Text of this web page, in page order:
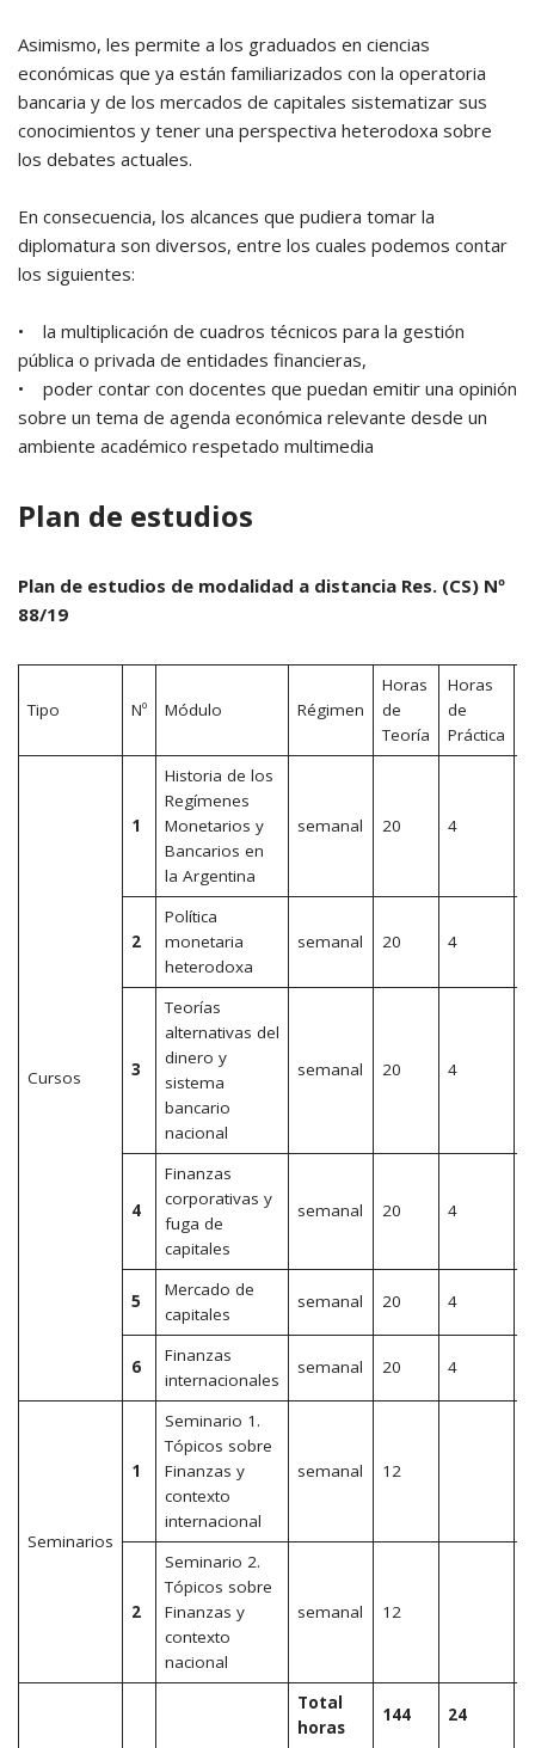
Asimismo, les permite a los graduados en ciencias
económicas que ya están familiarizados con la operatoria
bancaria y de los mercados de capitales sistematizar sus
conocimientos y tener una perspectiva heterodoxa sobre
los debates actuales.
En consecuencia, los alcances que pudiera tomar la
diplomatura son diversos, entre los cuales podemos contar
los siguientes:
• la multiplicación de cuadros técnicos para la gestión
pública o privada de entidades financieras,
• poder contar con docentes que puedan emitir una opinión
sobre un tema de agenda económica relevante desde un
ambiente académico respetado multimedia
Plan de estudios
Plan de estudios de modalidad a distancia Res. (CS) Nº
88/19
Tipo Nº Módulo Régimen
Horas
de
Teoría
Horas
de
Práctica
Cursos
1
Historia de los
Regímenes
Monetarios y
Bancarios en
la Argentina
semanal 20 4
2
Política
monetaria
heterodoxa
semanal 20 4
3
Teorías
alternativas del
dinero y
sistema
bancario
nacional
semanal 20 4
4
Finanzas
corporativas y
fuga de
capitales
semanal 20 4
5
Mercado de
capitales
semanal 20 4
6
Finanzas
internacionales
semanal 20 4
Seminarios
1
Seminario 1.
Tópicos sobre
Finanzas y
contexto
internacional
semanal 12
2
Seminario 2.
Tópicos sobre
Finanzas y
contexto
nacional
semanal 12
Total
horas
144 24